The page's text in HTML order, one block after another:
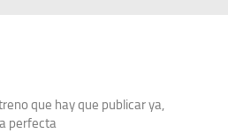
que hay que publicar ya,
perfecta